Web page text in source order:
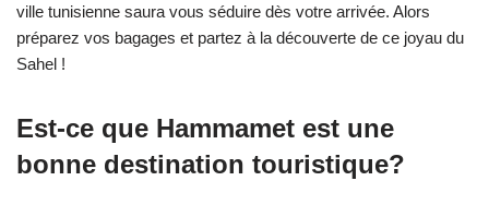
ville tunisienne saura vous séduire dès votre arrivée. Alors
préparez vos bagages et partez à la découverte de ce joyau du
Sahel !
Est-ce que Hammamet est une
bonne destination touristique?